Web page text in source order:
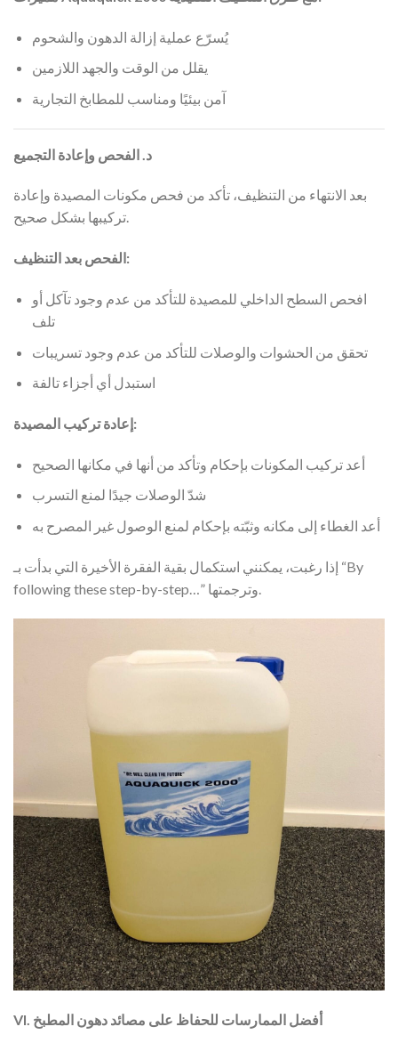
يُسرّع عملية إزالة الدهون والشحوم
يقلل من الوقت والجهد اللازمين
آمن بيئيًا ومناسب للمطابخ التجارية
د. الفحص وإعادة التجميع
بعد الانتهاء من التنظيف، تأكد من فحص مكونات المصيدة وإعادة
تركيبها بشكل صحيح.
الفحص بعد التنظيف:
افحص السطح الداخلي للمصيدة للتأكد من عدم وجود تآكل أو
تلف
تحقق من الحشوات والوصلات للتأكد من عدم وجود تسريبات
استبدل أي أجزاء تالفة
إعادة تركيب المصيدة:
أعد تركيب المكونات بإحكام وتأكد من أنها في مكانها الصحيح
شدّ الوصلات جيدًا لمنع التسرب
أعد الغطاء إلى مكانه وثبّته بإحكام لمنع الوصول غير المصرح به
إذا رغبت، يمكنني استكمال بقية الفقرة الأخيرة التي بدأت بـ “By
following these step-by-step…” وترجمتها.
VI. أفضل الممارسات للحفاظ على مصائد دهون المطبخ